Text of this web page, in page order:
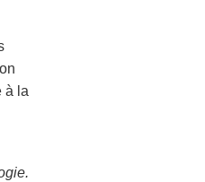
à la